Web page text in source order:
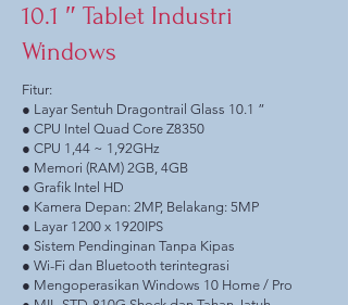
10.1 ″ Tablet Industri
Windows
Fitur:
● Layar Sentuh Dragontrail Glass 10.1 ”
● CPU Intel Quad Core Z8350
● CPU 1,44 ~ 1,92GHz
● Memori (RAM) 2GB, 4GB
● Grafik Intel HD
● Kamera Depan: 2MP, Belakang: 5MP
● Layar 1200 x 1920IPS
● Sistem Pendinginan Tanpa Kipas
● Wi-Fi dan Bluetooth terintegrasi
● Mengoperasikan Windows 10 Home / Pro